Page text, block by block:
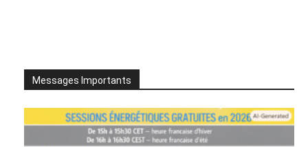
Messages Importants